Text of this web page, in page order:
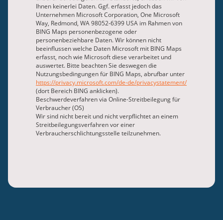
Ihnen keinerlei Daten. Ggf. erfasst jedoch das
Unternehmen Microsoft Corporation, One Microsoft
Way, Redmond, WA 98052-6399 USA im Rahmen von
BING Maps personenbezogene oder
personenbeziehbare Daten. Wir können nicht
beeinflussen welche Daten Microsoft mit BING Maps
erfasst, noch wie Microsoft diese verarbeitet und
auswertet. Bitte beachten Sie deswegen die
Nutzungsbedingungen für BING Maps, abrufbar unter
https://privacy.microsoft.com/de-de/privacystatement/
(dort Bereich BING anklicken).
Beschwerdeverfahren via Online-Streitbeilegung für
Verbraucher (OS)
Wir sind nicht bereit und nicht verpflichtet an einem
Streitbeilegungsverfahren vor einer
Verbraucherschlichtungsstelle teilzunehmen.